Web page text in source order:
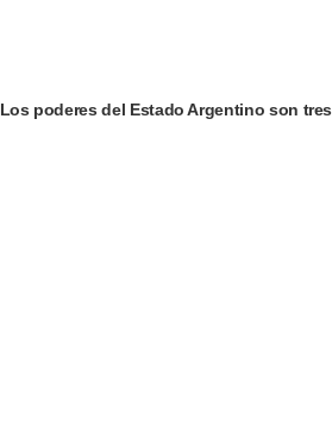
Los poderes del Estado Argentino son